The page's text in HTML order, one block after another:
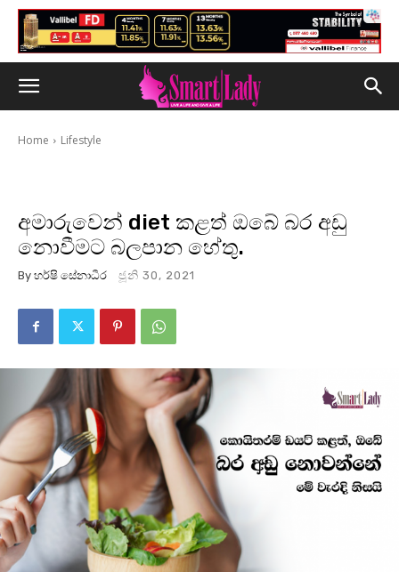
Home Lifestyle
අමාරුවෙන් diet කළත් ඔබේ බර අඩු
නොවීමට බලපාන හේතු.
By හර්ෂි සේනාධීර ජූනි 30, 2021